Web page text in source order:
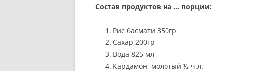
РЕКОМЕНДАЦИИ.
ПРАВИЛЬНОЕ ПИТАНИЕ: ШЕСТЬ
СТАДИЙ ОБЕДА.
Состав продуктов на … порции:
Рис басмати 350гр
Сахар 200гр
Вода 825 мл
Кардамон, молотый ½ ч.л.